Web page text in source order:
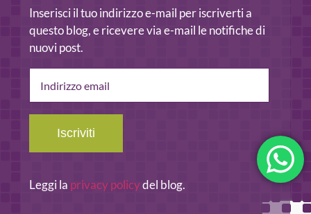
Inserisci il tuo indirizzo e-mail per iscriverti a
questo blog, e ricevere via e-mail le notifiche di
nuovi post.
email
Iscriviti
Leggi la privacy policydel blog.